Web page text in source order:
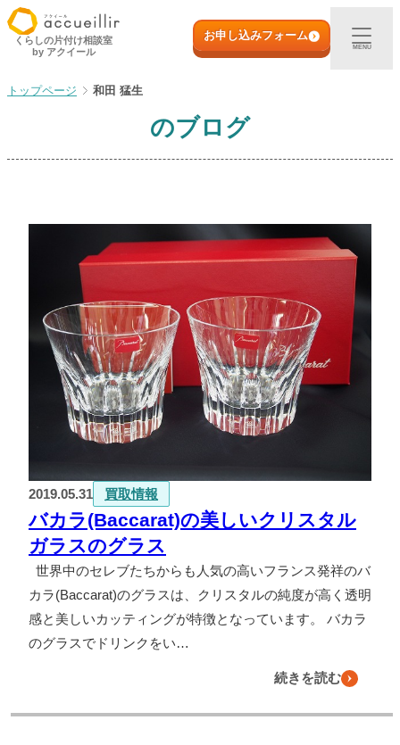
内
容
キ
初めての方へ
宅配買取
ご利用実例
取扱アイテム
店舗一覧
よくある質問
お問い合わせ
0120-29-5302
受付時間9:00〜18:00（年中無休※年末年始は除く）
お申し込みフォーム
くらしの片付け相談室
by アクイール
お申し込みフォーム
MENU
和田 猛生
のブログ
2019.05.31 買取情報
バカラ(Baccarat)の美しいクリスタル
ガラスのグラス
世界中のセレブたちからも人気の高いフランス発祥のバ
カラ(Baccarat)のグラスは、クリスタルの純度が高く透明
感と美しいカッティングが特徴となっています。 バカラ
のグラスでドリンクをい…
続きを読む